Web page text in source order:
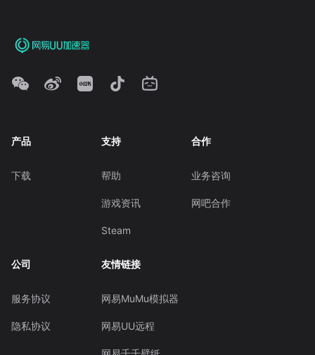
产品
下载
支持
帮助
游戏资讯
Steam
合作
业务咨询
网吧合作
公司
服务协议
隐私协议
友情链接
网易MuMu模拟器
网易UU远程